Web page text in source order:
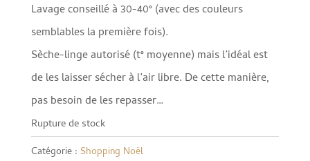
Lavage conseillé à 30-40° (avec des couleurs
semblables la première fois).
Sèche-linge autorisé (t° moyenne) mais l’idéal est
de les laisser sécher à l’air libre. De cette manière,
pas besoin de les repasser…
Rupture de stock
Catégorie : Shopping Noël